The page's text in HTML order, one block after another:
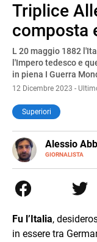
Triplice
composta
L 20 maggio 1882
l'Impero tedesco e
in piena I Guerra
12 Dicembre 2023 -
Superiori
Alessio
GIORNALISTA
dicotomia
mia vita.
Mi interesso
solito non
Fu l’Italia,
in essere tra